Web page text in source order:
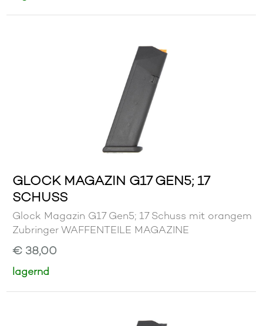
GLOCK MAGAZIN G17 GEN5; 17
SCHUSS
Glock Magazin G17 Gen5; 17 Schuss mit orangem
Zubringer WAFFENTEILE MAGAZINE
€ 38,00
lagernd